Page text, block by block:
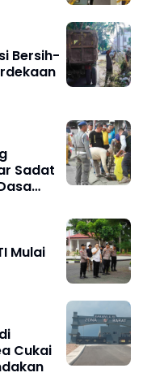
Bersih-
Sadat
Mulai
Cukai